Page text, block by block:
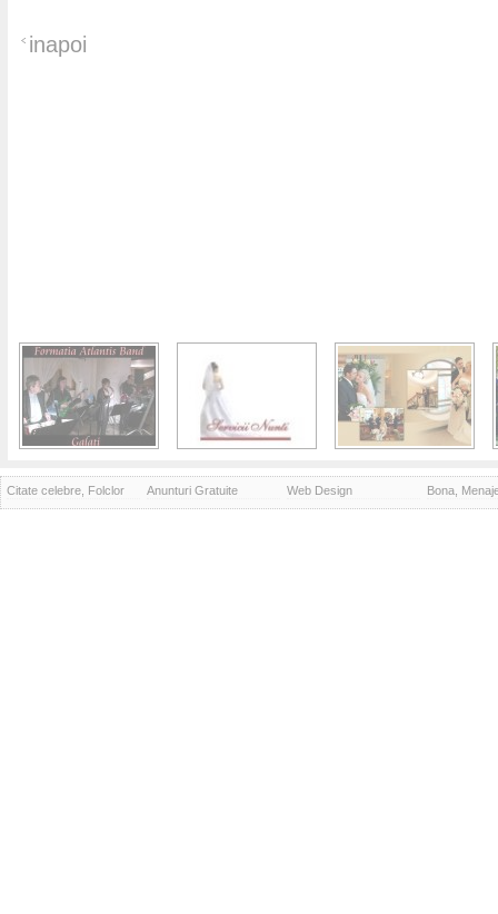
inapoi
Citate celebre, Folclor Anunturi Gratuite Web Design Bona,